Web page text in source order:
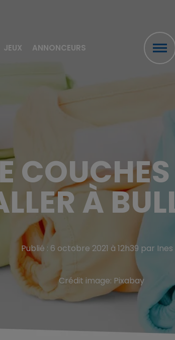
JEUX ANNONCEURS
À
Publié : 6 octobre 2021 à 12h39 par Ines
Crédit image: Pixabay